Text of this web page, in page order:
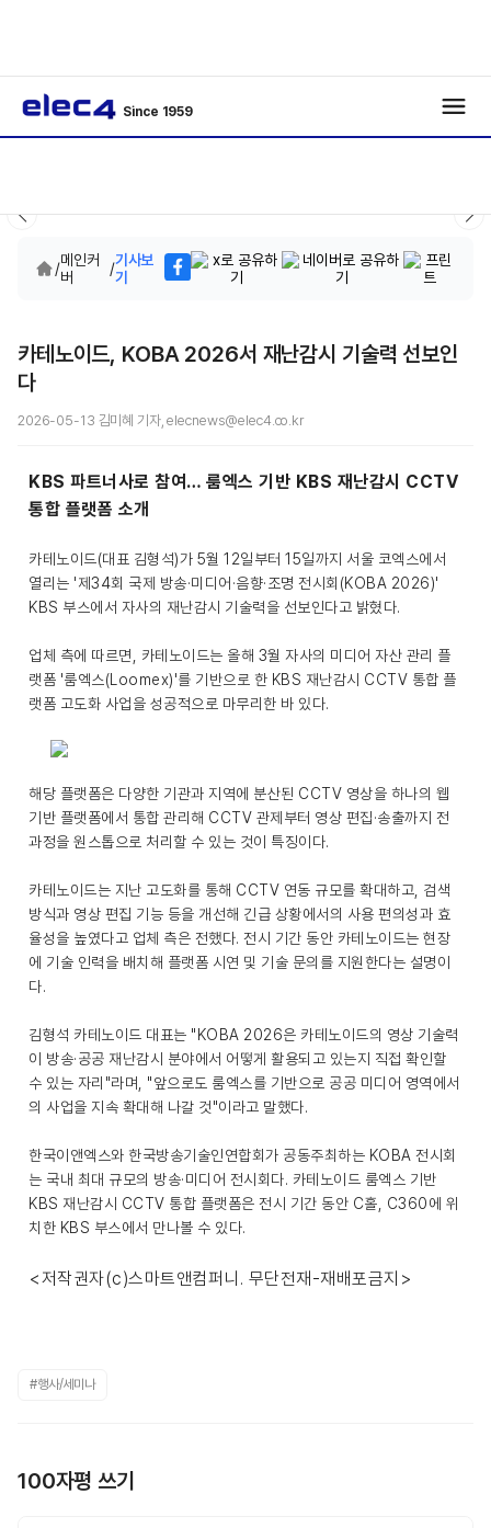
Since 1959
/메인커
버
/기사보
기
카테노이드, KOBA 2026서 재난감시 기술력 선보인
다
2026-05-13 김미혜 기자, elecnews@elec4.co.kr
KBS 파트너사로 참여… 룸엑스 기반 KBS 재난감시 CCTV
통합 플랫폼 소개
카테노이드(대표 김형석)가 5월 12일부터 15일까지 서울 코엑스에서
열리는 '제34회 국제 방송·미디어·음향·조명 전시회(KOBA 2026)'
KBS 부스에서 자사의 재난감시 기술력을 선보인다고 밝혔다.
업체 측에 따르면, 카테노이드는 올해 3월 자사의 미디어 자산 관리 플
랫폼 '룸엑스(Loomex)'를 기반으로 한 KBS 재난감시 CCTV 통합 플
랫폼 고도화 사업을 성공적으로 마무리한 바 있다.
해당 플랫폼은 다양한 기관과 지역에 분산된 CCTV 영상을 하나의 웹
기반 플랫폼에서 통합 관리해 CCTV 관제부터 영상 편집·송출까지 전
과정을 원스톱으로 처리할 수 있는 것이 특징이다.
카테노이드는 지난 고도화를 통해 CCTV 연동 규모를 확대하고, 검색
방식과 영상 편집 기능 등을 개선해 긴급 상황에서의 사용 편의성과 효
율성을 높였다고 업체 측은 전했다. 전시 기간 동안 카테노이드는 현장
에 기술 인력을 배치해 플랫폼 시연 및 기술 문의를 지원한다는 설명이
다.
김형석 카테노이드 대표는 "KOBA 2026은 카테노이드의 영상 기술력
이 방송·공공 재난감시 분야에서 어떻게 활용되고 있는지 직접 확인할
수 있는 자리"라며, "앞으로도 룸엑스를 기반으로 공공 미디어 영역에서
의 사업을 지속 확대해 나갈 것"이라고 말했다.
한국이앤엑스와 한국방송기술인연합회가 공동주최하는 KOBA 전시회
는 국내 최대 규모의 방송·미디어 전시회다. 카테노이드 룸엑스 기반
KBS 재난감시 CCTV 통합 플랫폼은 전시 기간 동안 C홀, C360에 위
치한 KBS 부스에서 만나볼 수 있다.
<저작권자(c)스마트앤컴퍼니. 무단전재-재배포금지>
#행사/세미나
100자평 쓰기